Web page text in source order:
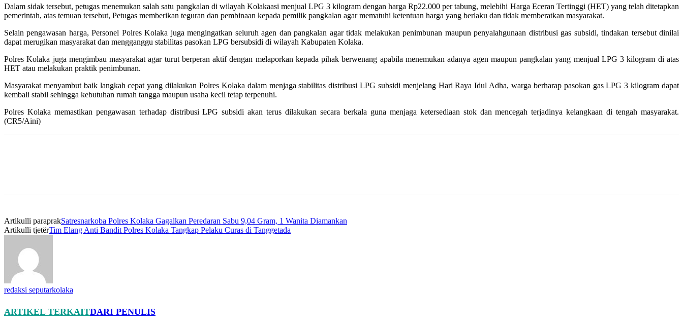
Dalam sidak tersebut, petugas menemukan salah satu pangkalan di wilayah Kolakaasi menjual LPG 3 kilogram dengan harga Rp22.000 per tabung, melebihi Harga Eceran Tertinggi (HET) yang telah ditetapkan
pemerintah, atas temuan tersebut, Petugas memberikan teguran dan pembinaan kepada pemilik pangkalan agar mematuhi ketentuan harga yang berlaku dan tidak memberatkan masyarakat.
Selain pengawasan harga, Personel Polres Kolaka juga mengingatkan seluruh agen dan pangkalan agar tidak melakukan penimbunan maupun penyalahgunaan distribusi gas subsidi, tindakan tersebut dinilai
dapat merugikan masyarakat dan mengganggu stabilitas pasokan LPG bersubsidi di wilayah Kabupaten Kolaka.
Polres Kolaka juga mengimbau masyarakat agar turut berperan aktif dengan melaporkan kepada pihak berwenang apabila menemukan adanya agen maupun pangkalan yang menjual LPG 3 kilogram di atas
HET atau melakukan praktik penimbunan.
Masyarakat menyambut baik langkah cepat yang dilakukan Polres Kolaka dalam menjaga stabilitas distribusi LPG subsidi menjelang Hari Raya Idul Adha, warga berharap pasokan gas LPG 3 kilogram dapat
kembali stabil sehingga kebutuhan rumah tangga maupun usaha kecil tetap terpenuhi.
Polres Kolaka memastikan pengawasan terhadap distribusi LPG subsidi akan terus dilakukan secara berkala guna menjaga ketersediaan stok dan mencegah terjadinya kelangkaan di tengah masyarakat.
(CR5/Aini)
Artikulli paraprakSatresnarkoba Polres Kolaka Gagalkan Peredaran Sabu 9,04 Gram, 1 Wanita Diamankan
Artikulli tjetërTim Elang Anti Bandit Polres Kolaka Tangkap Pelaku Curas di Tanggetada
redaksi seputarkolaka
ARTIKEL TERKAITDARI PENULIS